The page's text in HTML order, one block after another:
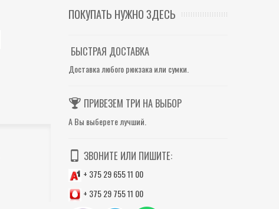
ПОКУПАТЬ НУЖНО ЗДЕСЬ
БЫСТРАЯ ДОСТАВКА
Доставка любого рюкзака или сумки.
ПРИВЕЗЕМ ТРИ НА ВЫБОР
А Вы выберете лучший.
ЗВОНИТЕ ИЛИ ПИШИТЕ:
+ 375 29 655 11 00
+ 375 29 755 11 00